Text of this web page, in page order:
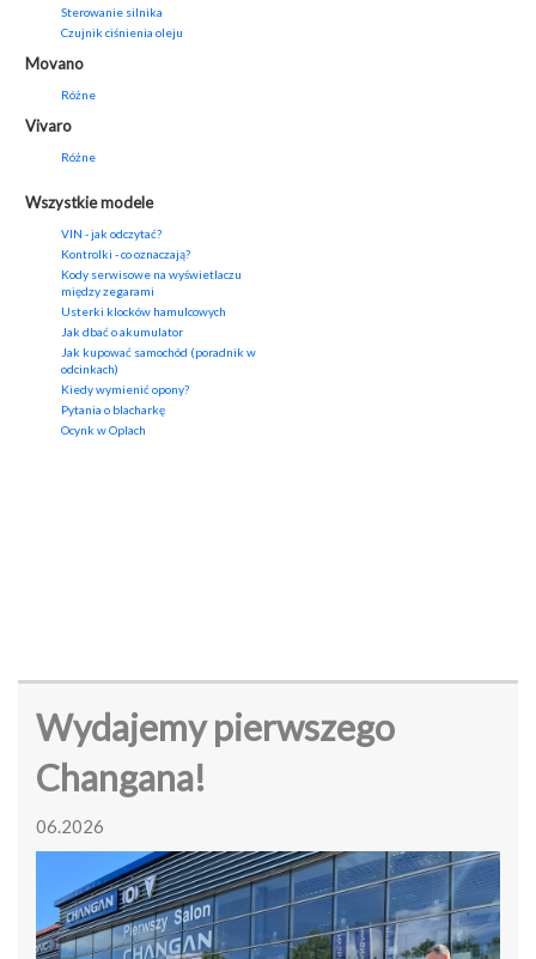
Sterowanie silnika
Czujnik ciśnienia oleju
Movano
Różne
Vivaro
Różne
Wszystkie modele
VIN - jak odczytać?
Kontrolki - co oznaczają?
Kody serwisowe na wyświetlaczu
między zegarami
Usterki klocków hamulcowych
Jak dbać o akumulator
Jak kupować samochód (poradnik w
odcinkach)
Kiedy wymienić opony?
Pytania o blacharkę
Ocynk w Oplach
Wydajemy pierwszego
Changana!
06.2026